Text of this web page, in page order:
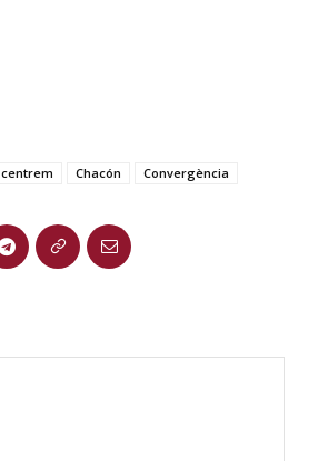
centrem Chacón
Convergència